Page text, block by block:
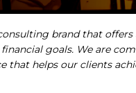
brand that
goals. We are
that helps our clients